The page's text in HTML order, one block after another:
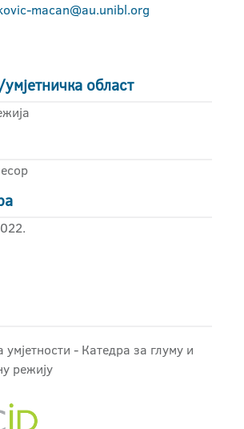
macan@au.unibl.org
област
умјетности - Катедра за глуму и
режију